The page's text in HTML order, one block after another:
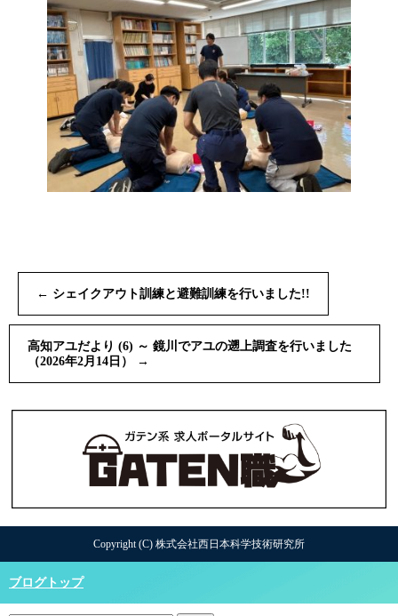
← シェイクアウト訓練と避難訓練を行いました!!
高知アユだより (6) ～ 鏡川でアユの遡上調査を行いました
（2026年2月14日）
→
Copyright (C) 株式会社西日本科学技術研究所
ブログトップ